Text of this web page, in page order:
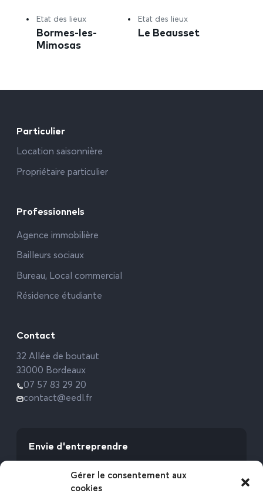
Gérer le consentement aux
cookies
Etat des lieux
Bormes-les-
Mimosas
Etat des lieux
Le Beausset
Particulier
Location saisonnière
Propriétaire particulier
Professionnels
Agence immobilière
Bailleurs sociaux
Bureau, Local commercial
Résidence étudiante
Contact
32 Allée de boutaut
33000 Bordeaux
07 57 83 29 20
contact@eedl.fr
Envie d'entreprendre
avec l’Expert Etat des Lieux !